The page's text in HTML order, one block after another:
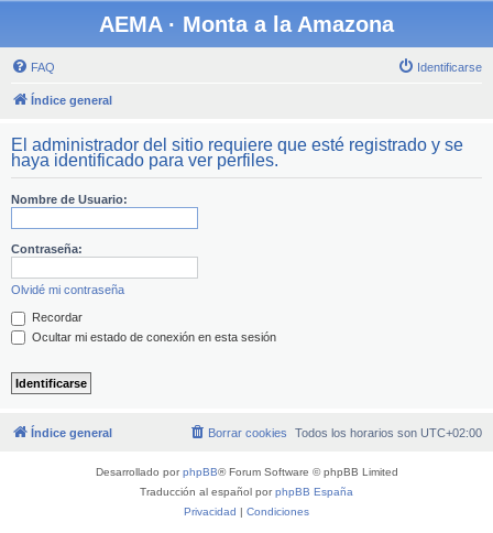
AEMA · Monta a la Amazona
FAQ Identificarse
Índice general
El administrador del sitio requiere que esté registrado y se
haya identificado para ver perfiles.
Nombre de Usuario:
Contraseña:
Olvidé mi contraseña
Recordar
Ocultar mi estado de conexión en esta sesión
Índice general Todos los horarios son UTC+02:00
Borrar cookies
Desarrollado porphpBB® Forum Software © phpBB Limited
Traducción al español porphpBB España
Privacidad | Condiciones